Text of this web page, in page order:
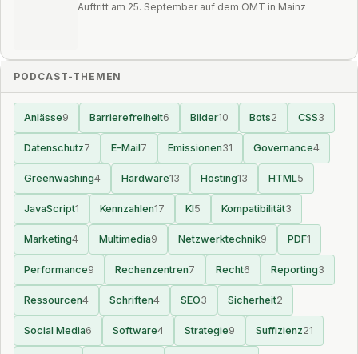
Auftritt am 25. September auf dem OMT in Mainz
PODCAST-THEMEN
Anlässe9 Barrierefreiheit6 Bilder10 Bots2 CSS3
Datenschutz7 E-Mail7 Emissionen31 Governance4
Greenwashing4 Hardware13 Hosting13 HTML5
JavaScript1 Kennzahlen17 KI5 Kompatibilität3
Marketing4 Multimedia9 Netzwerktechnik9 PDF1
Performance9 Rechenzentren7 Recht6 Reporting3
Ressourcen4 Schriften4 SEO3 Sicherheit2
Social Media6 Software4 Strategie9 Suffizienz21